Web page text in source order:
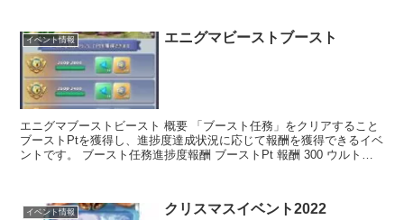
イベント情報 エニグマビーストブースト
エニグマブーストビースト 概要 「ブースト任務」をクリアすること
ブーストPtを獲得し、進捗度達成状況に応じて報酬を獲得できるイベ
ントです。 ブースト任務進捗度報酬 ブーストPt 報酬 300 ウルトラ
イベント情報 クリスマスイベント2022